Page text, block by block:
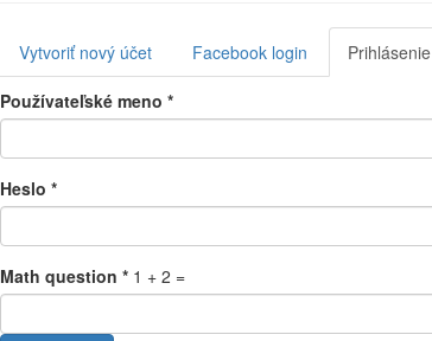
Primárne
karty
Vytvoriť nový účet Facebook login Prihlásenie
Používateľské meno *
Heslo *
Math question * 1 + 2 =